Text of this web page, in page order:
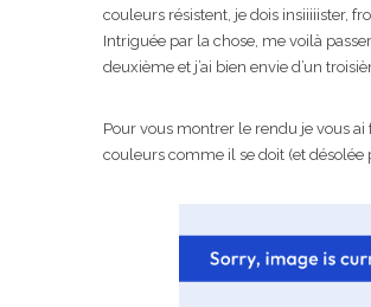
couleurs résistent, je dois insiiiiister,
Intriguée par la chose, me voilà
deuxième et j’ai bien envie d’un
Pour vous montrer le rendu je vous ai
couleurs comme il se doit (et désolée